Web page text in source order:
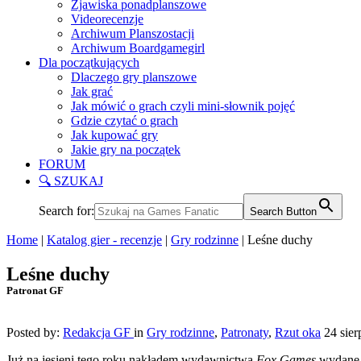
Zjawiska ponadplanszowe
Videorecenzje
Archiwum Planszostacji
Archiwum Boardgamegirl
Dla początkujących
Dlaczego gry planszowe
Jak grać
Jak mówić o grach czyli mini-słownik pojęć
Gdzie czytać o grach
Jak kupować gry
Jakie gry na początek
FORUM
🔍 SZUKAJ
Search for: Search Button
Home | Katalog gier - recenzje | Gry rodzinne | Leśne duchy
Leśne duchy
Patronat GF
Posted by: Redakcja GF in Gry rodzinne, Patronaty, Rzut oka 24